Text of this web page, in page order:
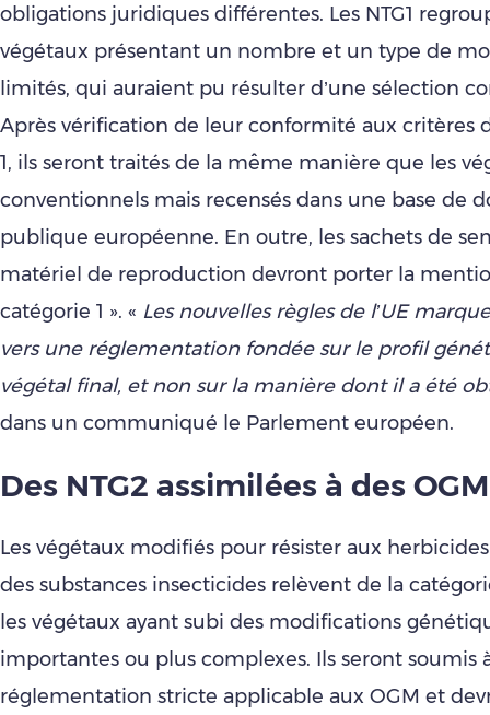
obligations juridiques différentes. Les NTG1
végétaux présentant un nombre et un type de
limités, qui auraient pu résulter d’une sélection
Après vérification de leur conformité aux critères
1, ils seront traités de la même manière que les
conventionnels mais recensés dans une base de
publique européenne. En outre, les sachets de
matériel de reproduction devront porter la
catégorie 1 ». « Les nouvelles règles de l’UE
vers une réglementation fondée sur le profil
végétal final, et non sur la manière dont il a été
dans un communiqué le Parlement européen.
Des NTG2 assimilées à des OGM
Les végétaux modifiés pour résister aux
des substances insecticides relèvent de la
les végétaux ayant subi des modifications
importantes ou plus complexes. Ils seront soumis
réglementation stricte applicable aux OGM et